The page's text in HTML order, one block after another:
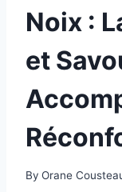
Noix :
et
By Orane